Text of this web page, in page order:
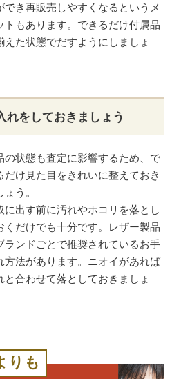
でき再販売しやすくなるというメ
トもあります。できるだけ付属品
えた状態でだすようにしましょ
れをしておきましょう
の状態も査定に影響するため、で
だけ見た目をきれいに整えておき
ょう。
に出す前に汚れやホコリを落とし
くだけでも十分です。レザー製品
ランドごとで推奨されているお手
方法があります。ニオイがあれば
と合わせて落としておきましょ
りも